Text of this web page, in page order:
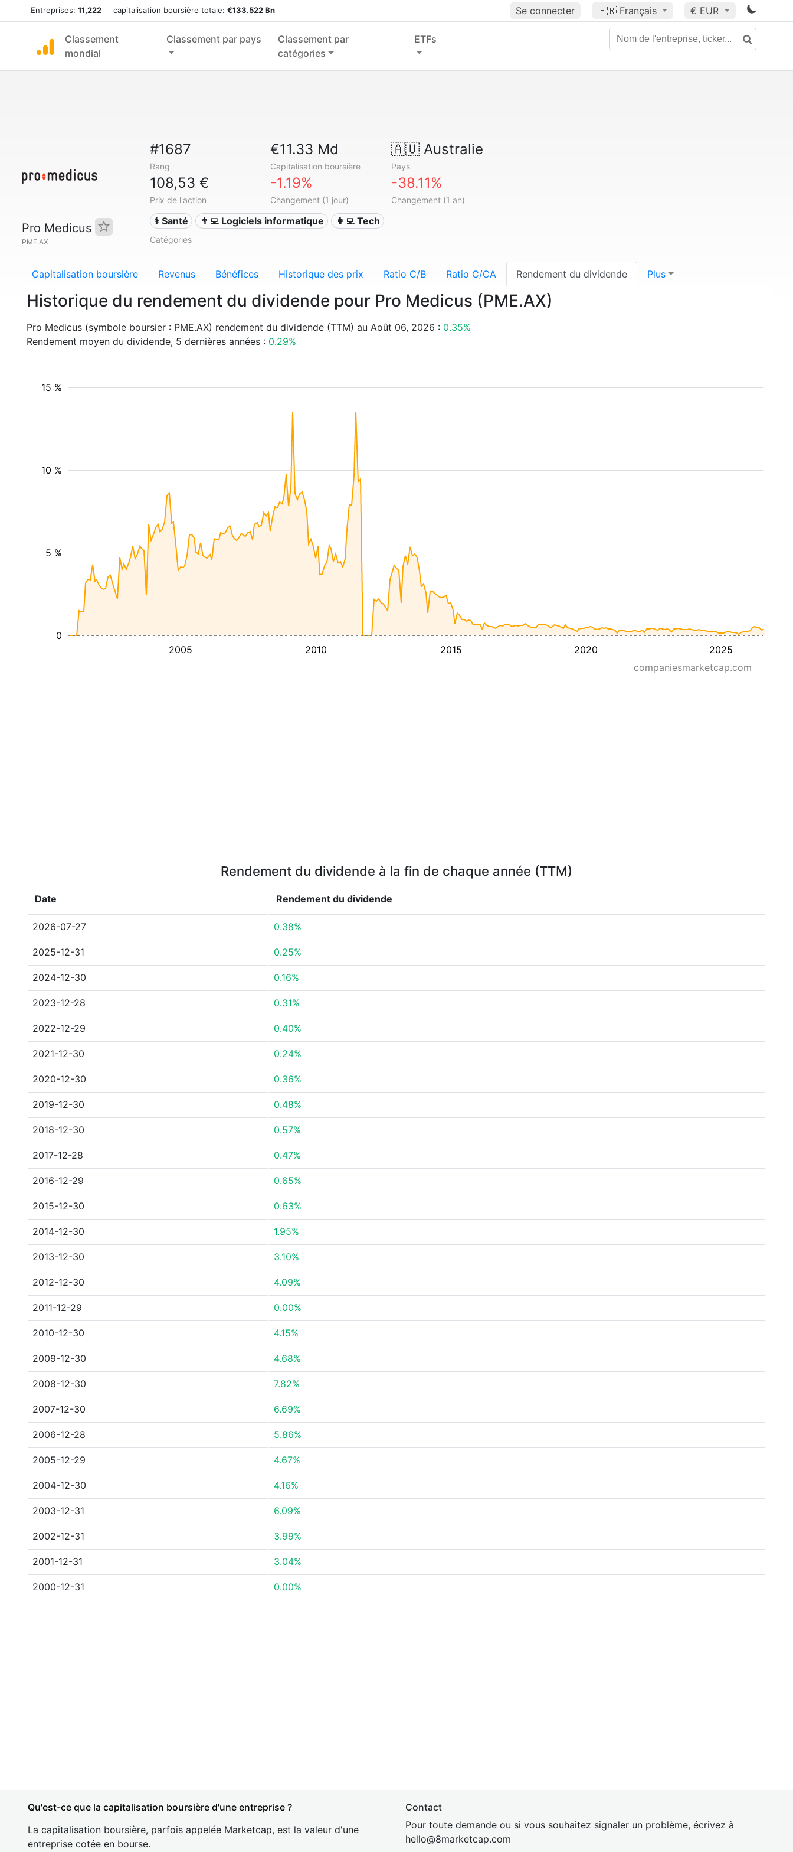
Entreprises: 11,222 capitalisation boursière totale: €133.522 Bn Se connecter 🇫🇷 Français € EUR
Classement
mondial
Classement par pays
Classement par
catégories
ETFs
Pro Medicus
PME.AX
#1687
Rang
€11.33 Md
Capitalisation boursière
🇦🇺Australie
Pays
108,53 €
Prix de l'action
-1.19%
Changement (1 jour)
-38.11%
Changement (1 an)
⚕️ Santé 👨‍💻 Logiciels informatique 👩‍💻 Tech
Catégories
Capitalisation boursière Revenus Bénéfices Historique des prix Ratio C/B Ratio C/CA Rendement du dividende Plus
Historique du rendement du dividende pour Pro Medicus (PME.AX)
Pro Medicus (symbole boursier : PME.AX) rendement du dividende (TTM) au Août 06, 2026 : 0.35%
Rendement moyen du dividende, 5 dernières années : 0.29%
2005 2010 2015 2020 2025
5 %
10 %
15 %
0
companiesmarketcap.com
Rendement du dividende à la fin de chaque année (TTM)
Date Rendement du dividende
2026-07-27 0.38%
2025-12-31 0.25%
2024-12-30 0.16%
2023-12-28 0.31%
2022-12-29 0.40%
2021-12-30 0.24%
2020-12-30 0.36%
2019-12-30 0.48%
2018-12-30 0.57%
2017-12-28 0.47%
2016-12-29 0.65%
2015-12-30 0.63%
2014-12-30 1.95%
2013-12-30 3.10%
2012-12-30 4.09%
2011-12-29 0.00%
2010-12-30 4.15%
2009-12-30 4.68%
2008-12-30 7.82%
2007-12-30 6.69%
2006-12-28 5.86%
2005-12-29 4.67%
2004-12-30 4.16%
2003-12-31 6.09%
2002-12-31 3.99%
2001-12-31 3.04%
2000-12-31 0.00%
Qu'est-ce que la capitalisation boursière d'une entreprise ?
La capitalisation boursière, parfois appelée Marketcap, est la valeur d'une
entreprise cotée en bourse.
Contact
Pour toute demande ou si vous souhaitez signaler un problème, écrivez à
hello@8marketcap.com